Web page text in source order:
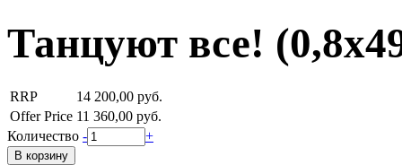
Танцуют все!
RRP
14 200,00 руб.
Offer Price 11 360,00 руб.
Количество - +